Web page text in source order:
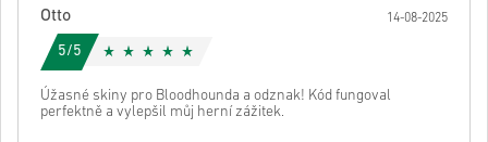
Otto 14-08-2025
5/5
Úžasné skiny pro Bloodhounda a odznak! Kód fungoval
perfektně a vylepšil můj herní zážitek.